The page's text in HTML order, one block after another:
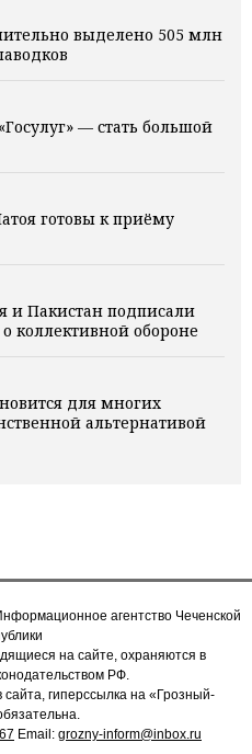
выделено 505 млн
— стать большой
готовы к приёму
и Пакистан подписали
коллективной обороне
для многих
альтернативой
агентство Чеченской
на сайте, охраняются в
РФ.
гиперссылка на «Грозный-
Email: grozny-inform@inbox.ru